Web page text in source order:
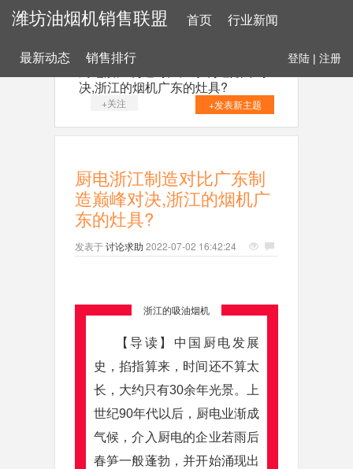
潍坊油烟机销售联盟 首页 行业新闻
最新动态 销售排行 登陆 | 注册
决,浙江的烟机广东的灶具?
+关注 +发表新主题
厨电浙江制造对比广东制
造巅峰对决,浙江的烟机广
东的灶具?
发表于讨论求助 2022-07-02 16:42:24
浙江的吸油烟机
【导读】 中国厨电发展
史，掐指算来，时间还不算太
长，大约只有30余年光景。上
世纪90年代以后，厨电业渐成
气候，介入厨电的企业若雨后
春笋一般蓬勃，并开始涌现出